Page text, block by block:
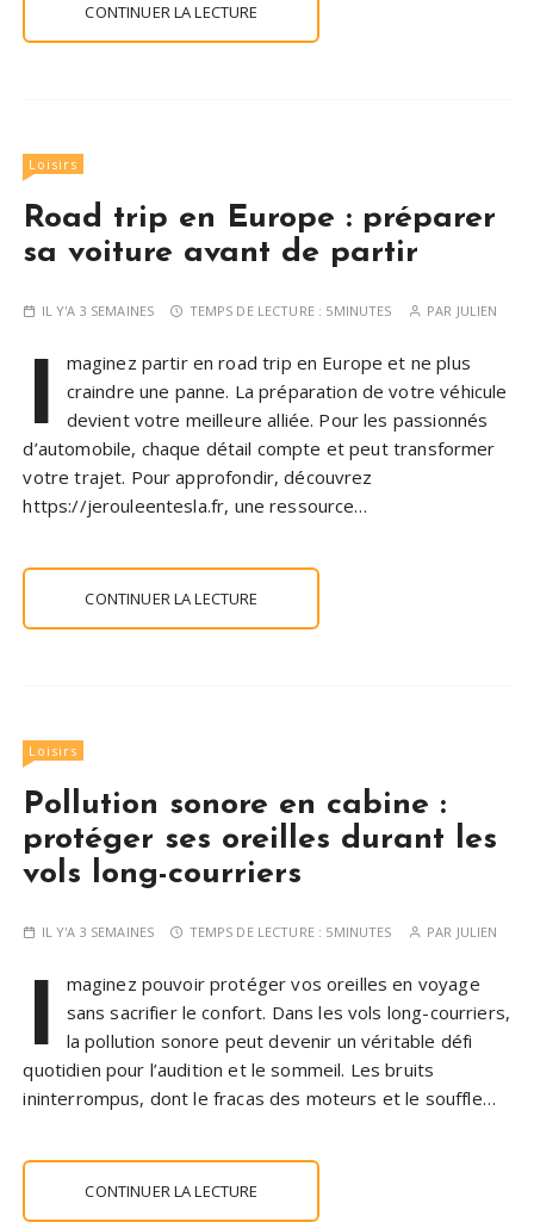
CONTINUER LA LECTURE
Loisirs
Road trip en Europe : préparer
sa voiture avant de partir
IL Y'A 3 SEMAINES TEMPS DE LECTURE : 5MINUTES PAR JULIEN
I
maginez partir en road trip en Europe et ne plus
craindre une panne. La préparation de votre véhicule
devient votre meilleure alliée. Pour les passionnés
d’automobile, chaque détail compte et peut transformer
votre trajet. Pour approfondir, découvrez
https://jerouleentesla.fr, une ressource…
CONTINUER LA LECTURE
Loisirs
Pollution sonore en cabine :
protéger ses oreilles durant les
vols long-courriers
IL Y'A 3 SEMAINES TEMPS DE LECTURE : 5MINUTES PAR JULIEN
I
maginez pouvoir protéger vos oreilles en voyage
sans sacrifier le confort. Dans les vols long-courriers,
la pollution sonore peut devenir un véritable défi
quotidien pour l’audition et le sommeil. Les bruits
ininterrompus, dont le fracas des moteurs et le souffle…
CONTINUER LA LECTURE